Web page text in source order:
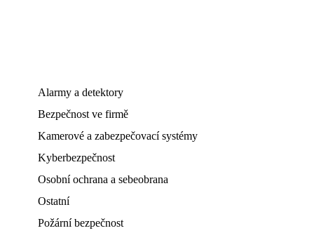
Alarmy a detektory
Bezpečnost ve firmě
Kamerové a zabezpečovací systémy
Kyberbezpečnost
Osobní ochrana a sebeobrana
Ostatní
Požární bezpečnost